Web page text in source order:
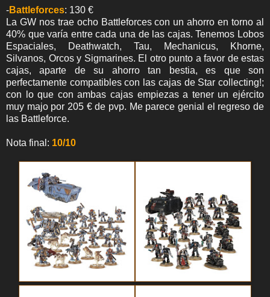
-Battleforces: 130 €
La GW nos trae ocho Battleforces con un ahorro en torno al
40% que varía entre cada una de las cajas. Tenemos Lobos
Espaciales, Deathwatch, Tau, Mechanicus, Khorne,
Silvanos, Orcos y Sigmarines. El otro punto a favor de estas
cajas, aparte de su ahorro tan bestia, es que son
perfectamente compatibles con las cajas de Star collecting!;
con lo que con ambas cajas empiezas a tener un ejército
muy majo por 205 € de pvp. Me parece genial el regreso de
las Battleforce.
Nota final: 10/10